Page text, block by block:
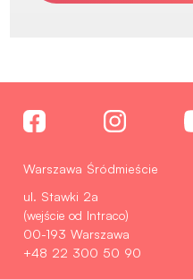
Warszawa Śródmieście
ul. Stawki 2a
(wejście od Intraco)
00-193 Warszawa
+48 22 300 50 90